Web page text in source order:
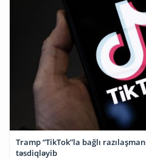
Tramp “TikTok”la bağlı
təsdiqləyib